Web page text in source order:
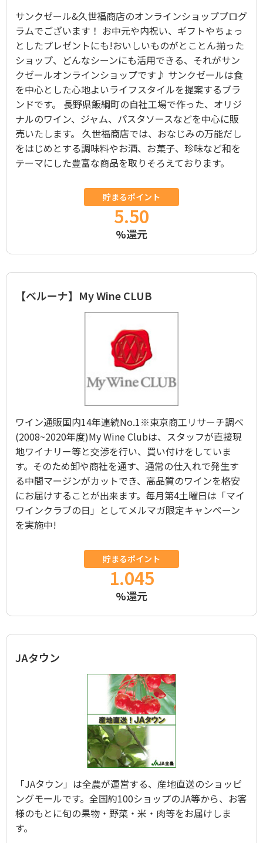
サンクゼール&久世福商店のオンラインショッププログ
ラムでございます！ お中元や内祝い、ギフトやちょっ
としたプレゼントにも!おいしいものがとことん揃った
ショップ、どんなシーンにも活用できる、それがサン
クゼールオンラインショップです♪ サンクゼールは食
を中心とした心地よいライフスタイルを提案するブラ
ンドです。 長野県飯綱町の自社工場で作った、オリジ
ナルのワイン、ジャム、パスタソースなどを中心に販
売いたします。 久世福商店では、おなじみの万能だし
をはじめとする調味料やお酒、お菓子、珍味など和を
テーマにした豊富な商品を取りそろえております。
貯まるポイント
5.50
%還元
【ベルーナ】My Wine CLUB
ワイン通販国内14年連続No.1※東京商工リサーチ調べ
(2008~2020年度)My Wine Clubは、スタッフが直接現
地ワイナリー等と交渉を行い、買い付けをしていま
す。そのため卸や商社を通す、通常の仕入れで発生す
る中間マージンがカットでき、高品質のワインを格安
にお届けすることが出来ます。毎月第4土曜日は「マイ
ワインクラブの日」としてメルマガ限定キャンペーン
を実施中!
貯まるポイント
1.045
%還元
JAタウン
「JAタウン」は全農が運営する、産地直送のショッピ
ングモールです。全国約100ショップのJA等から、お客
様のもとに旬の果物・野菜・米・肉等をお届けしま
す。